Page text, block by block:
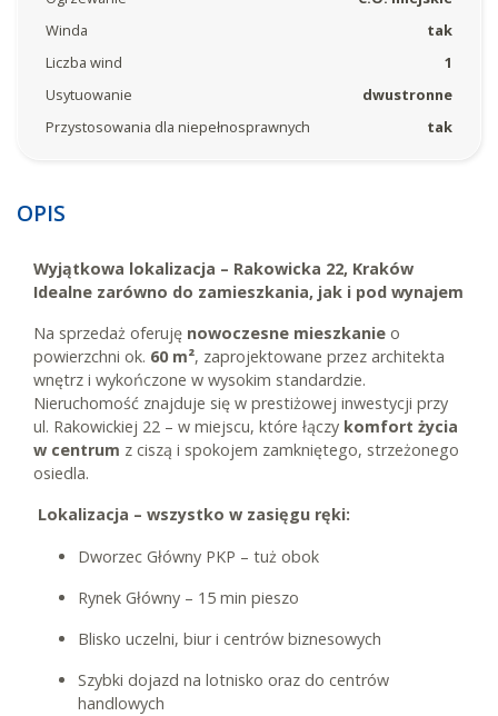
Winda
tak
Liczba wind
1
Usytuowanie
dwustronne
Przystosowania dla niepełnosprawnych
tak
OPIS
Wyjątkowa lokalizacja – Rakowicka 22, Kraków
Idealne zarówno do zamieszkania, jak i pod wynajem
Na sprzedaż oferuję nowoczesne mieszkanie o
powierzchni ok. 60 m², zaprojektowane przez architekta
wnętrz i wykończone w wysokim standardzie.
Nieruchomość znajduje się w prestiżowej inwestycji przy
ul. Rakowickiej 22 – w miejscu, które łączy komfort życia
w centrum z ciszą i spokojem zamkniętego, strzeżonego
osiedla.
Lokalizacja – wszystko w zasięgu ręki:
Dworzec Główny PKP – tuż obok
Rynek Główny – 15 min pieszo
Blisko uczelni, biur i centrów biznesowych
Szybki dojazd na lotnisko oraz do centrów
handlowych